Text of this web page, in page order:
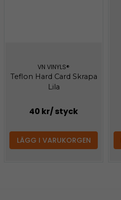
VN VINYLS®
Teflon Hard Card Skrapa
Lila
40 kr/ styck
LÄGG I VARUKORGEN